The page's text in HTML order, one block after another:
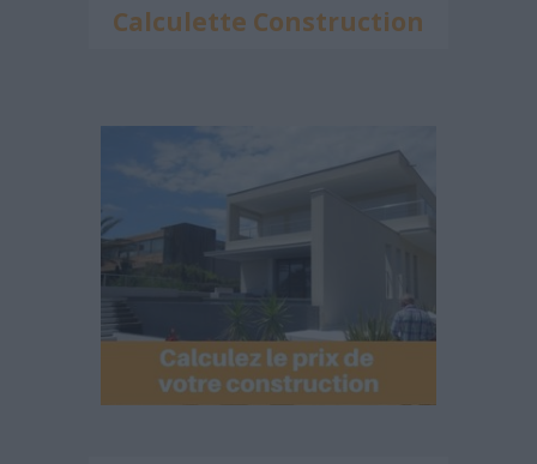
Calculette Construction